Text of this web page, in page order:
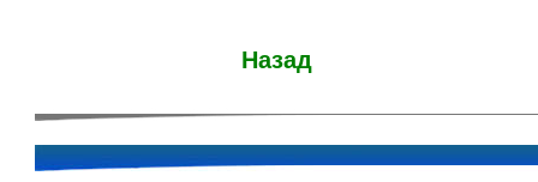
Назад